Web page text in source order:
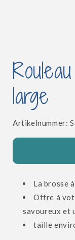
média
1
dans
une
fenêtre
modale
large
Artikelnummer:
La brosse
Offre à
savoureux et
taille